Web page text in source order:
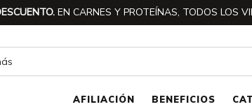
EN CARNES Y PROTEÍNAS, TODOS LOS
AFILIACIÓN BENEFICIOS